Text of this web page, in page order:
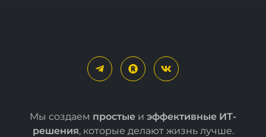
Мы создаем простые и эффективные ИТ-
решения, которые делают жизнь лучше.